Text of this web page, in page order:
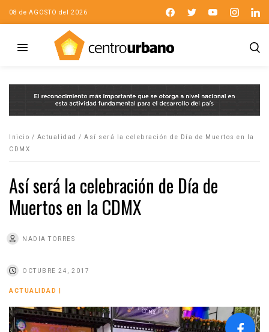
08 de AGOSTO del 2026
Inicio / Actualidad / Así será la celebración de Día de Muertos en la
CDMX
Así será la celebración de Día de
Muertos en la CDMX
NADIA TORRES
OCTUBRE 24, 2017
ACTUALIDAD